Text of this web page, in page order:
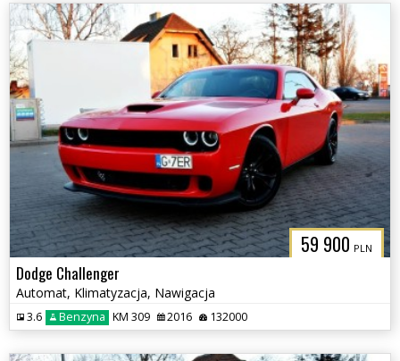
59 900 PLN
Dodge Challenger
Automat, Klimatyzacja, Nawigacja
3.6 Benzyna KM 309 2016 132000